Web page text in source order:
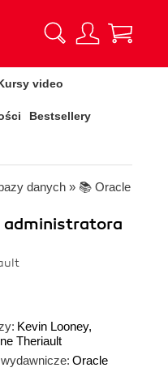
video
Bestsellery
danych » 📚 Oracle
administratora
Kevin Looney,
Theriault
Oracle